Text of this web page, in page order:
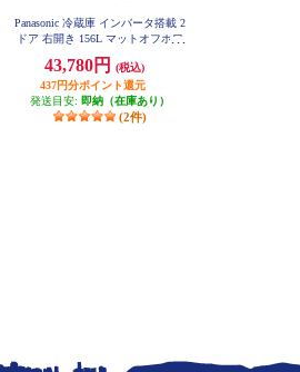
Panasonic 冷蔵庫 インバータ搭載 2
ドア 右開き 156L マットオフホワ
43,780円
(税込)
437円分ポイント還元
発送目安: 即納（在庫あり）
(2件)